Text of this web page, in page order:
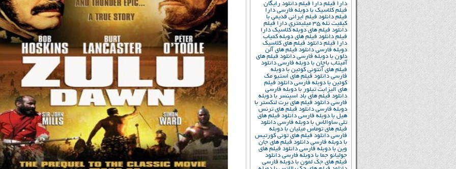
دارا فیلم دارا فیلم دانلود رایگان
فیلم کلاسیک با دوبله فارسی دارا
فیلم دانلود فیلم ایرانی قدیمی با
کیفیت تله 35 میلیمتری
دارا فیلم
دانلود فیلم های دوبله کلاسیک دارا
فیلم دانلود فیلم های دوبله کمیاب
دارا فیلم دانلود فیلم های کلاسیک
دوبله فارسی دانلود فیلم های آلن
دلون با دوبله فارسی دانلود فیلم های
آمیتاب باچان با دوبله فارسی دانلود
فیلم های آنتونی کوئین با دوبله
فارسی دانلود فیلم های استیو مک
کوئین با دوبله فارسی دانلود فیلم
های الیزابت تیلور با دوبله فارسی
دانلود فیلم های باد اسپنسر با دوبله
فارسی دانلود فیلم های برت لنکستر با
دوبله فارسی دانلود فیلم های ترنس
هیل با دوبله فارسی دانلود فیلم های
تلی ساوالاس با دوبله فارسی دانلود
فیلم های توماس میلیان با دوبله
فارسی دانلود فیلم های تونی کورتیس
با دوبله فارسی دانلود فیلم های جان
وین با دوبله فارسی دانلود فیلم های
جولیانو جما با دوبله فارسی دانلود
فیلم های جک لمون با دوبله فارسی